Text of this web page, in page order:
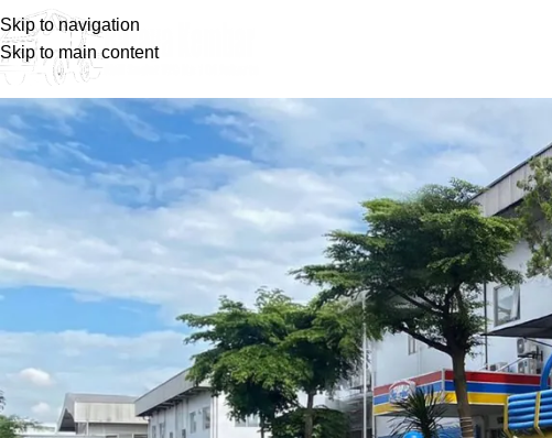
Skip to navigation
Skip to main content
Blog
Home Wawasan Umum
Wawasan Umum
Layanan Jasa Sedot WC Tangsel
Posted by
barayakembar23
On March 19, 2025
Untuk memastikan pelancaran di rumah sudah tepat dan optimal